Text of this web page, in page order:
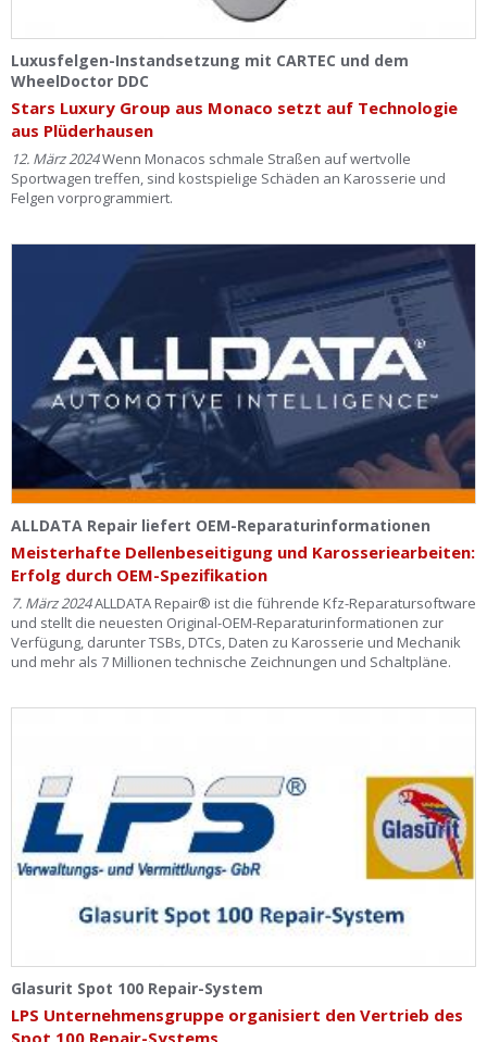
Luxusfelgen-Instandsetzung mit CARTEC und dem
WheelDoctor DDC
Stars Luxury Group aus Monaco setzt auf Technologie
aus Plüderhausen
12. März 2024Wenn Monacos schmale Straßen auf wertvolle
Sportwagen treffen, sind kostspielige Schäden an Karosserie und
Felgen vorprogrammiert.
ALLDATA Repair liefert OEM-Reparaturinformationen
Meisterhafte Dellenbeseitigung und Karosseriearbeiten:
Erfolg durch OEM-Spezifikation
7. März 2024ALLDATA Repair® ist die führende Kfz-Reparatursoftware
und stellt die neuesten Original-OEM-Reparaturinformationen zur
Verfügung, darunter TSBs, DTCs, Daten zu Karosserie und Mechanik
und mehr als 7 Millionen technische Zeichnungen und Schaltpläne.
Glasurit Spot 100 Repair-System
LPS Unternehmensgruppe organisiert den Vertrieb des